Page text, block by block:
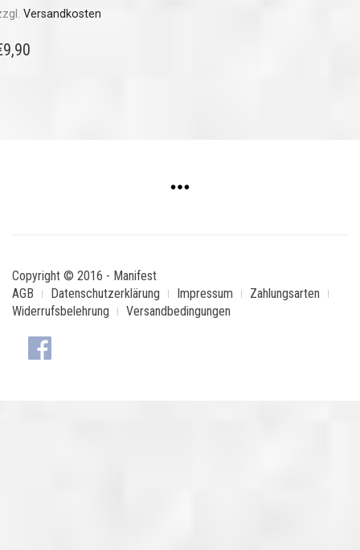
Versandkosten
9,90
Copyright © 2016 - Manifest
AGB
Datenschutzerklärung Impressum
Zahlungsarten
Widerrufsbelehrung
Versandbedingungen